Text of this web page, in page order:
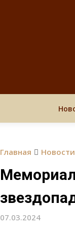
Главная Новости
07.03.2024